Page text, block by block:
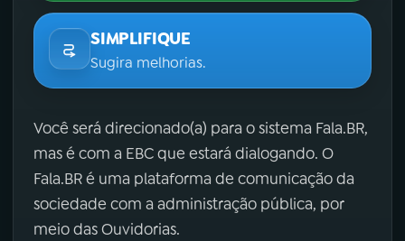
SIMPLIFIQUE
Sugira melhorias.
Você será direcionado(a) para o sistema Fala.BR,
mas é com a EBC que estará dialogando. O
Fala.BR é uma plataforma de comunicação da
sociedade com a administração pública, por
meio das Ouvidorias.